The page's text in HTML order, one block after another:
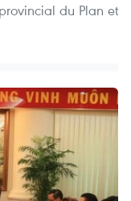
du Plan et